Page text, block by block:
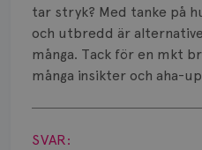
tar stryk? Med tanke på
och utbredd är
många. Tack för en mkt
många insikter och aha-
Visa svar
SVAR:
Vätska